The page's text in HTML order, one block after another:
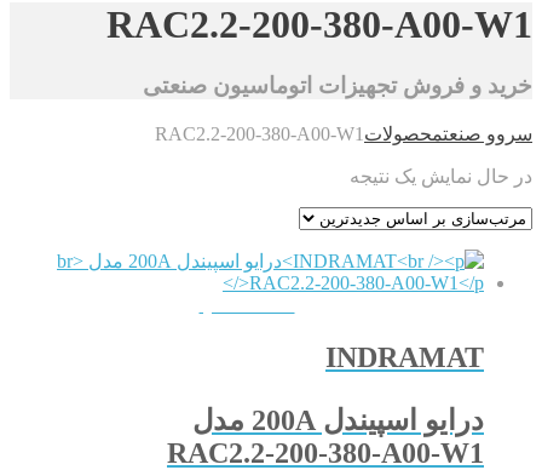
RAC2.2-200-380-A00-W1
خرید و فروش تجهیزات اتوماسیون صنعتی
سروو صنعتمحصولات RAC2.2-200-380-A00-W1
در حال نمایش یک نتیجه
INDRAMAT
درایو اسپیندل 200A مدل
RAC2.2-200-380-A00-W1